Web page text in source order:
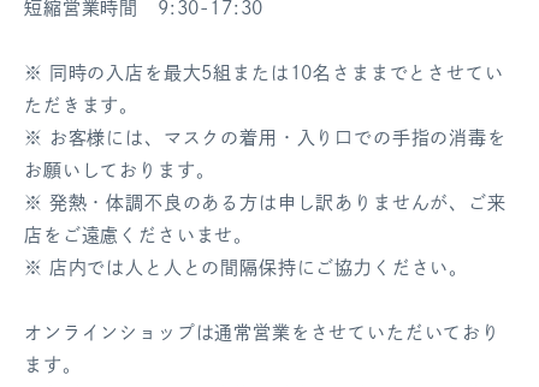
短縮営業時間 9:30-17:30
※ 同時の入店を最大5組または10名さままでとさせてい
ただきます。
※ お客様には、マスクの着用・入り口での手指の消毒を
お願いしております。
※ 発熱・体調不良のある方は申し訳ありませんが、ご来
店をご遠慮くださいませ。
※ 店内では人と人との間隔保持にご協力ください。
オンラインショップは通常営業をさせていただいており
ます。